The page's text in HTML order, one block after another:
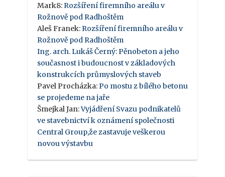
Mark8: Rozšíření firemního areálu v
Rožnově pod Radhoštěm
Aleš Franek: Rozšíření firemního areálu v
Rožnově pod Radhoštěm
Ing. arch. Lukáš Černý: Pěnobeton a jeho
současnost i budoucnost v základových
konstrukcích průmyslových staveb
Pavel Procházka: Po mostu z bílého betonu
se projedeme na jaře
Šmejkal Jan:Vyjádření Svazu podnikatelů
ve stavebnictví k oznámení společnosti
Central Group,že zastavuje veškerou
novou výstavbu